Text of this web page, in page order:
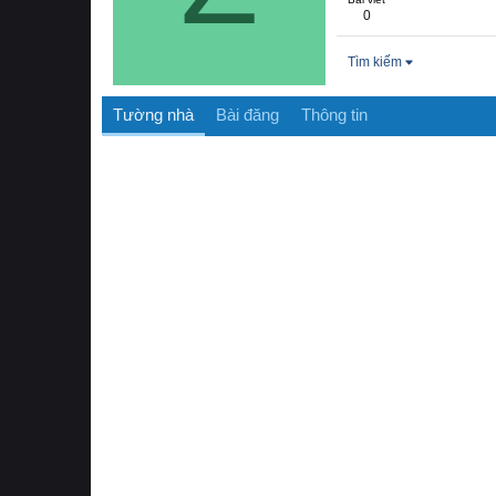
0
Tìm kiếm
Tường nhà Bài đăng Thông tin